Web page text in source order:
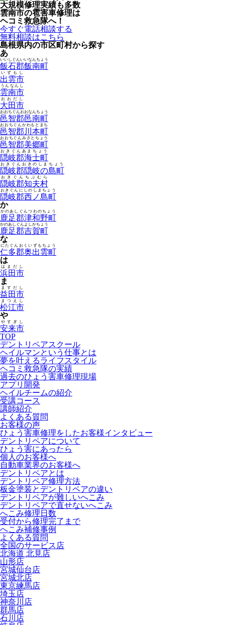
大規模修理実績も多数
雲南市の雹害車修理は
ヘコミ救急隊へ！
今すぐ電話相談する
無料相談はこちら
島根県内の市区町村から探す
あ
飯石郡飯南町
いいしぐんいいなんちょう
出雲市
いずもし
雲南市
うんなんし
大田市
おおだし
邑智郡邑南町
おおちぐんおおなんちょう
邑智郡川本町
おおちぐんかわもとまち
邑智郡美郷町
おおちぐんみさとちょう
隠岐郡海士町
おきぐんあまちょう
隠岐郡隠岐の島町
おきぐんおきのしまちょう
隠岐郡知夫村
おきぐんちぶむら
隠岐郡西ノ島町
おきぐんにしのしまちょう
か
鹿足郡津和野町
かのあしぐんつわのちょう
鹿足郡吉賀町
かのあしぐんよしかちょう
な
仁多郡奥出雲町
にたぐんおくいずもちょう
は
浜田市
はまだし
ま
益田市
ますだし
松江市
まつえし
や
安来市
やすぎし
TOP
デントリペアスクール
ヘイルマンという仕事とは
夢を叶えるライフスタイル
ヘコミ救急隊の実績
過去のひょう害車修理現場
アプリ開発
ヘイルチームの紹介
受講コース
講師紹介
よくある質問
お客様の声
ひょう害車修理をしたお客様インタビュー
デントリペアについて
ひょう害にあったら
個人のお客様へ
自動車業界のお客様へ
デントリペアとは
デントリペア修理方法
板金塗装とデントリペアの違い
デントリペアが難しいへこみ
デントリペアで直せないへこみ
へこみ修理日数
受付から修理完了まで
へこみ補修事例
よくある質問
全国のサービス店
北海道 北見店
山形店
宮城仙台店
宮城北店
東京練馬店
埼玉店
神奈川店
群馬店
石川店